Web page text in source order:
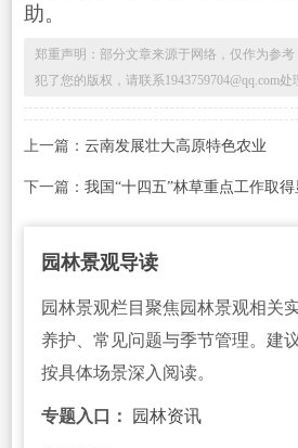
助。
郑重声明：部分文章来源于网络，仅作为参
犯了您的版权，请联系1943759704@qq.com处
上一篇： 云南发展壮大高原特色农业
下一篇： 我国“十四五”林草重点工作取
园林景观导读
园林景观栏目聚焦园林景观相关
养护、常见问题与季节管理。建
按具体场景深入阅读。
专题入口： 园林资讯